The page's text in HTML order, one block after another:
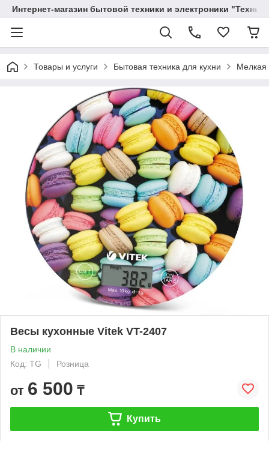
Интернет-магазин бытовой техники и электроники
Товары и услуги Бытовая техника для кухни Мелкая
Весы кухонные Vitek VT-2407
В наличии
Код: TG
Розница
от 6 500 ₸
Купить